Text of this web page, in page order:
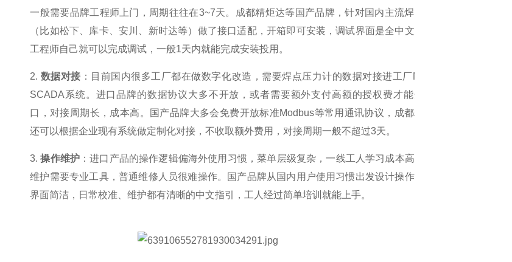
一般需要品牌工程师上门，周期往往在3~7天。成都精炬达等国产品牌，针对国内主流焊机品牌
（比如松下、库卡、安川、新时达等）做了接口适配，开箱即可安装，调试界面是全中文，企业
工程师自己就可以完成调试，一般1天内就能完成安装投用。
2. 数据对接 ：目前国内很多工厂都在做数字化改造，需要焊点压力计的数据对接进工厂MES
SCADA系统。进口品牌的数据协议大多不开放，或者需要额外支付高额的授权费才能开放接
口，对接周期长，成本高。国产品牌大多会免费开放标准Modbus等常用通讯协议，成都精炬达
还可以根据企业现有系统做定制化对接，不收取额外费用，对接周期一般不超过3天。
3.操作维护 ：进口产品的操作逻辑偏海外使用习惯，菜单层级复杂，一线工人学习成本高，日常
维护需要专业工具，普通维修人员很难操作。国产品牌从国内用户使用习惯出发设计操作逻辑，
界面简洁，日常校准、维护都有清晰的中文指引，工人经过简单培训就能上手。